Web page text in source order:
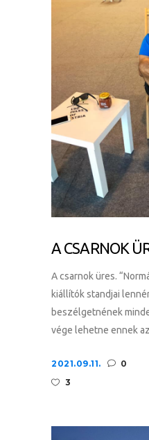
A CSARNOK
A csarnok üres.
kiállítók standjai
beszélgetnének
vége lehetne ennek
2021.09.11.
0
3